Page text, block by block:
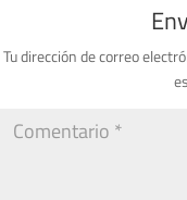
Tu dirección de correo